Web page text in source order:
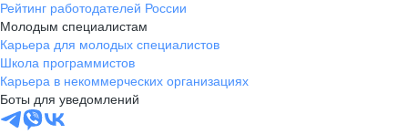
Рейтинг работодателей России
Молодым специалистам
Карьера для молодых специалистов
Школа программистов
Карьера в некоммерческих организациях
Боты для уведомлений